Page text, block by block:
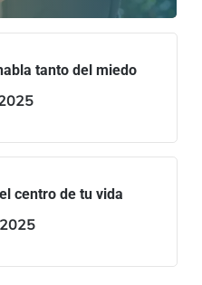
tanto del miedo
centro de tu vida